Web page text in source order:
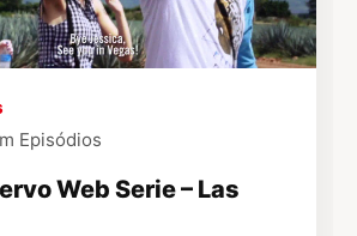
Episódios
Web Serie – Las